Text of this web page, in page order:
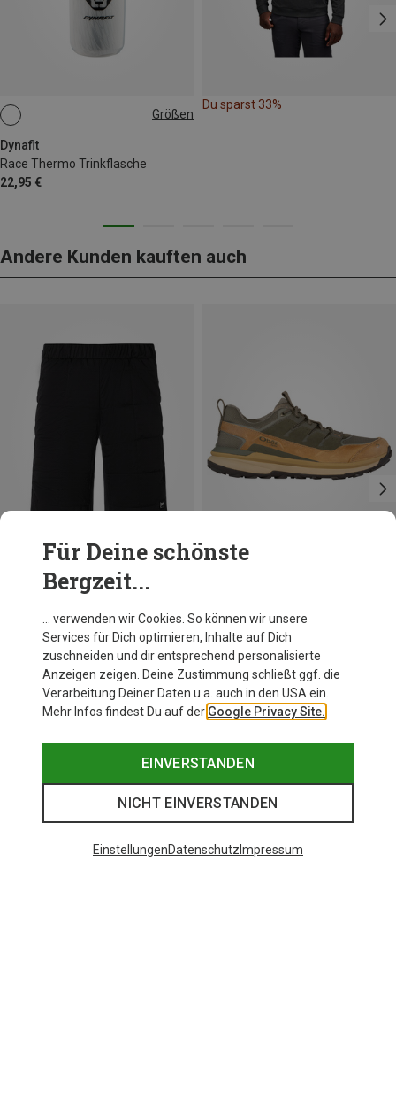
Größen
Dynafit
Race Thermo Trinkflasche
22,95 €
0.62L
Du sparst 33%
Andere Kunden kauften auch
Du sparst 15%
Für Deine schönste
Bergzeit...
… verwenden wir Cookies. So können wir unsere
Services für Dich optimieren, Inhalte auf Dich
zuschneiden und dir entsprechend personalisierte
Anzeigen zeigen. Deine Zustimmung schließt ggf. die
Verarbeitung Deiner Daten u.a. auch in den USA ein.
Mehr Infos findest Du auf der Google Privacy Site.
EINVERSTANDEN
NICHT EINVERSTANDEN
EinstellungenDatenschutz Impressum